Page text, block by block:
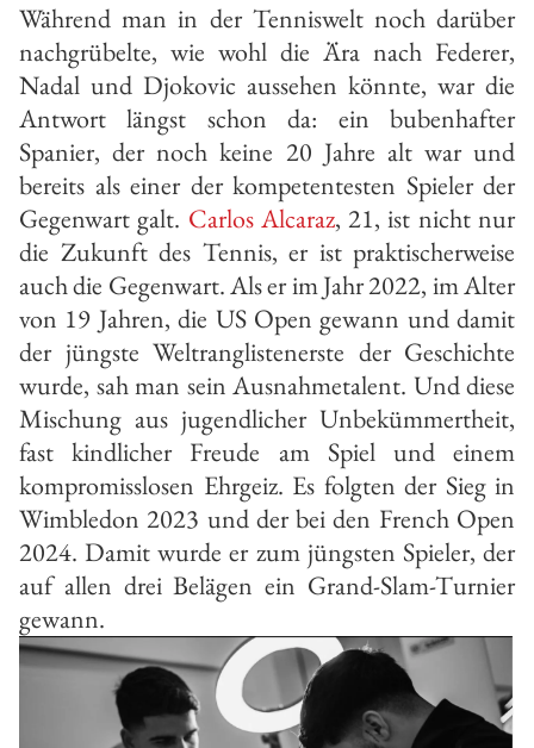
Während man in der Tenniswelt noch darüber
nachgrübelte, wie wohl die Ära nach Federer,
Nadal und Djokovic aussehen könnte, war die
Antwort längst schon da: ein bubenhafter
Spanier, der noch keine 20 Jahre alt war und
bereits als einer der kompetentesten Spieler der
Gegenwart galt. Carlos Alcaraz, 21, ist nicht nur
die Zukunft des Tennis, er ist praktischerweise
auch die Gegenwart. Als er im Jahr 2022, im Alter
von 19 Jahren, die US Open gewann und damit
der jüngste Weltranglistenerste der Geschichte
wurde, sah man sein Ausnahmetalent. Und diese
Mischung aus jugendlicher Unbekümmertheit,
fast kindlicher Freude am Spiel und einem
kompromisslosen Ehrgeiz. Es folgten der Sieg in
Wimbledon 2023 und der bei den French Open
2024. Damit wurde er zum jüngsten Spieler, der
auf allen drei Belägen ein Grand-Slam-Turnier
gewann.